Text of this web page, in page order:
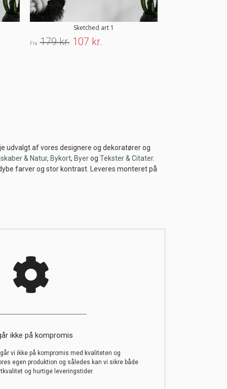
Sketched art 1
Fra 179 kr. 107 kr.
udvalgt af vores designere og dekoratører og
& Natur, Bykort, Byerog Tekster & Citater.
farver og stor kontrast. Leveres monteret på
ikke på kompromis
vi ikke på kompromis med kvaliteten og
egen produktion og således kan vi sikre både
og hurtige leveringstider.